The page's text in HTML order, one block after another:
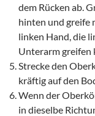
dem Rücken ab.
hinten und greife
linken Hand, die
Unterarm greifen
Strecke den
kräftig auf den
Wenn der
in dieselbe